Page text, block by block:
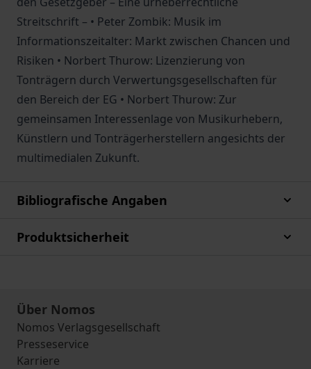
Streitschrift – • Peter Zombik: Musik im
Informationszeitalter: Markt zwischen Chancen und
Risiken • Norbert Thurow: Lizenzierung von
Tonträgern durch Verwertungsgesellschaften für
den Bereich der EG • Norbert Thurow: Zur
gemeinsamen Interessenlage von Musikurhebern,
Künstlern und Tonträgerherstellern angesichts der
multimedialen Zukunft.
Bibliografische Angaben
Produktsicherheit
Über Nomos
Nomos Verlagsgesellschaft
Presseservice
Karriere